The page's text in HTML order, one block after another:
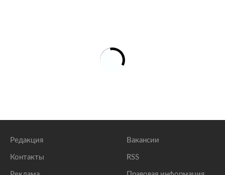
Редакция
Контакты
Вакансии
RSS